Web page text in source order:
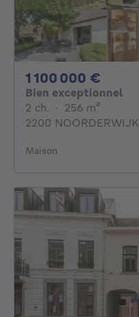
1 100 000 €
Bien exceptionnel
2 ch. 2 chambres
· 256 m²
2200 NOORDERWIJK
Maison